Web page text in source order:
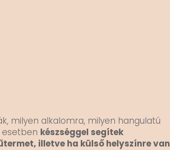
milyen alkalomra, milyen hangulatú
esetben készséggel segítek
illetve ha külső helyszínre van